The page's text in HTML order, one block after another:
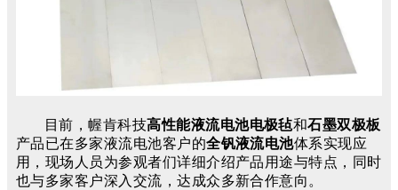
目前，幄肯科技高性能液流电池电极毡和石墨双极板
产品已在多家液流电池客户的全钒液流电池体系实现应
用，现场人员为参观者们详细介绍产品用途与特点，同时
也与多家客户深入交流，达成众多新合作意向。